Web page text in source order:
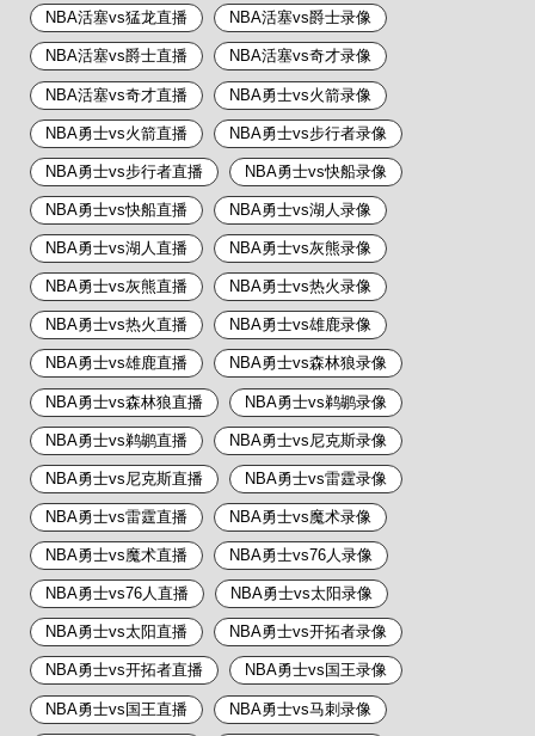
NBA活塞vs猛龙直播 NBA活塞vs爵士录像
NBA活塞vs爵士直播 NBA活塞vs奇才录像
NBA活塞vs奇才直播 NBA勇士vs火箭录像
NBA勇士vs火箭直播 NBA勇士vs步行者录像
NBA勇士vs步行者直播 NBA勇士vs快船录像
NBA勇士vs快船直播 NBA勇士vs湖人录像
NBA勇士vs湖人直播 NBA勇士vs灰熊录像
NBA勇士vs灰熊直播 NBA勇士vs热火录像
NBA勇士vs热火直播 NBA勇士vs雄鹿录像
NBA勇士vs雄鹿直播 NBA勇士vs森林狼录像
NBA勇士vs森林狼直播 NBA勇士vs鹈鹕录像
NBA勇士vs鹈鹕直播 NBA勇士vs尼克斯录像
NBA勇士vs尼克斯直播 NBA勇士vs雷霆录像
NBA勇士vs雷霆直播 NBA勇士vs魔术录像
NBA勇士vs魔术直播 NBA勇士vs76人录像
NBA勇士vs76人直播 NBA勇士vs太阳录像
NBA勇士vs太阳直播 NBA勇士vs开拓者录像
NBA勇士vs开拓者直播 NBA勇士vs国王录像
NBA勇士vs国王直播 NBA勇士vs马刺录像